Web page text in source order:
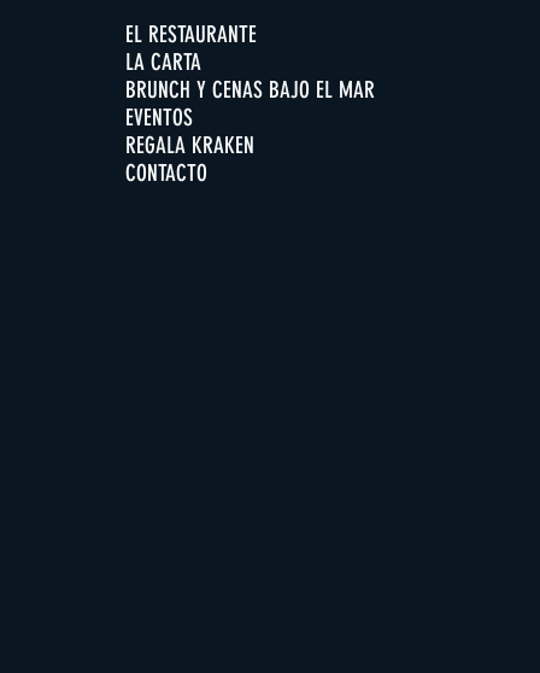
EL RESTAURANTE
LA CARTA
BRUNCH Y CENAS BAJO EL MAR
EVENTOS
REGALA KRAKEN
CONTACTO